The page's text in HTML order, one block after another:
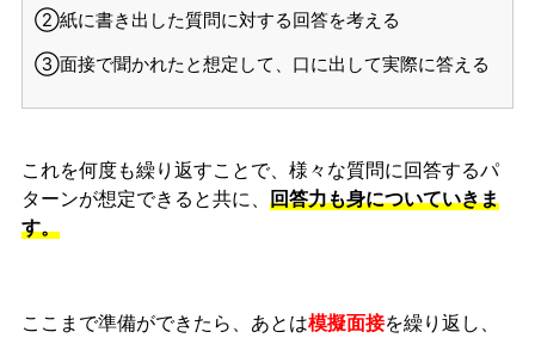
②紙に書き出した質問に対する回答を考える
③面接で聞かれたと想定して、口に出して実際に答える
これを何度も繰り返すことで、様々な質問に回答するパ
ターンが想定できると共に、 回答力も身についていきま
す。
ここまで準備ができたら、あとは模擬面接を繰り返し、